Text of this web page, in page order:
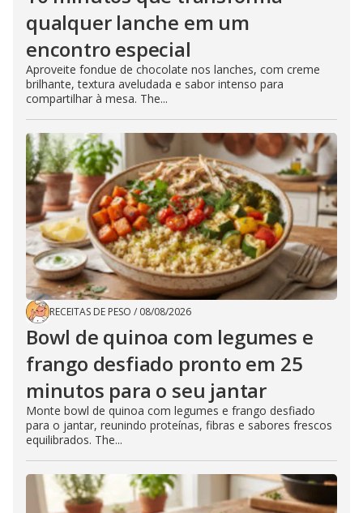
qualquer lanche em um
encontro especial
Aproveite fondue de chocolate nos lanches, com creme
brilhante, textura aveludada e sabor intenso para
compartilhar à mesa. The...
RECEITAS DE PESO / 08/08/2026
Bowl de quinoa com legumes e
frango desfiado pronto em 25
minutos para o seu jantar
Monte bowl de quinoa com legumes e frango desfiado
para o jantar, reunindo proteínas, fibras e sabores frescos
equilibrados. The...